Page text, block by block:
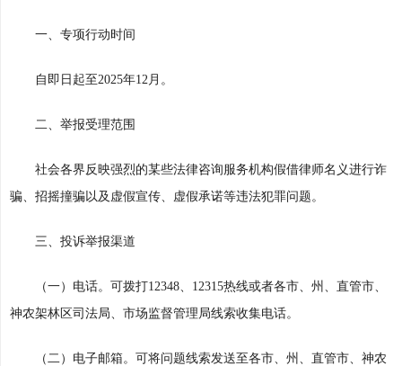
一、专项行动时间
自即日起至2025年12月。
二、举报受理范围
社会各界反映强烈的某些法律咨询服务机构假借律师名义进行诈
骗、招摇撞骗以及虚假宣传、虚假承诺等违法犯罪问题。
三、投诉举报渠道
（一）电话。可拨打12348、12315热线或者各市、州、直管市、
神农架林区司法局、市场监督管理局线索收集电话。
（二）电子邮箱。可将问题线索发送至各市、州、直管市、神农